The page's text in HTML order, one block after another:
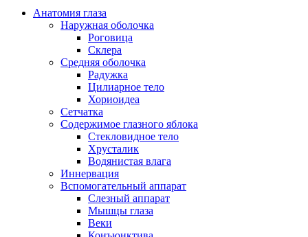
Анатомия глаза
Наружная оболочка
Роговица
Склера
Средняя оболочка
Радужка
Цилиарное тело
Хориоидеа
Сетчатка
Содержимое глазного яблока
Стекловидное тело
Хрусталик
Водянистая влага
Иннервация
Вспомогательный аппарат
Слезный аппарат
Мышцы глаза
Веки